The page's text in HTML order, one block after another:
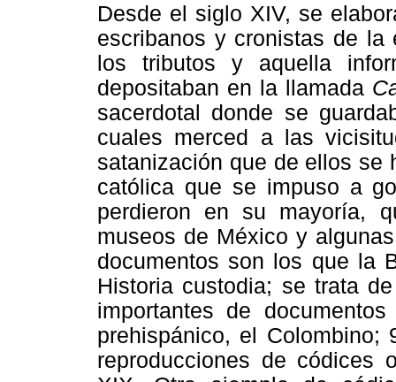
Desde el siglo XIV, se
escribanos y cronistas de la
los tributos y aquella
depositaban en la llamada
sacerdotal donde se
cuales merced a las
satanización que de ellos se
católica que se impuso a
perdieron en su mayoría,
museos de México y
documentos son los que la
Historia custodia; se trata
importantes de
prehispánico, el
reproducciones de códices